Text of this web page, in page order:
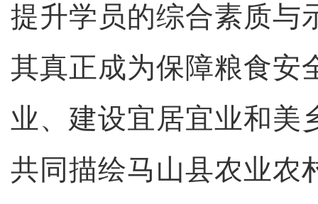
提升学员的综合素质与
其真正成为保障粮食安
业、建设宜居宜业和美
共同描绘马山县农业农